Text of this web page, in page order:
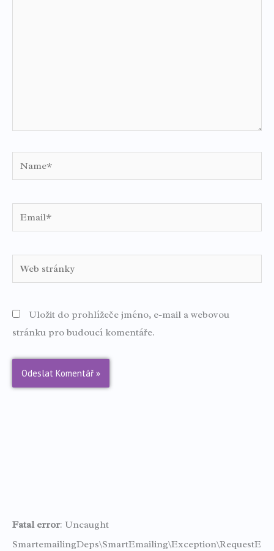
stránky
Uložit do prohlížeče jméno, e-mail a webovou
stránku pro budoucí komentáře.
Fatal error: Uncaught
SmartemailingDeps\SmartEmailing\Exception\RequestE